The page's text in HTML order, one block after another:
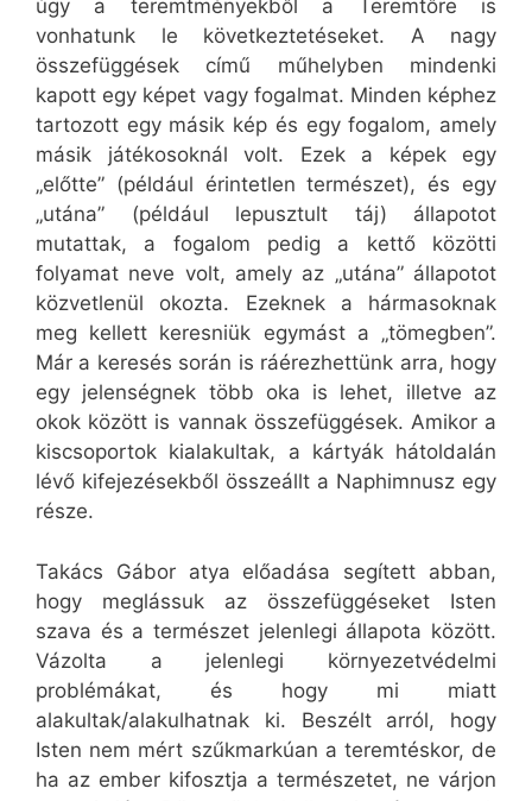
úgy a teremtményekből a Teremtőre is
vonhatunk le következtetéseket. A nagy
összefüggések című műhelyben mindenki
kapott egy képet vagy fogalmat. Minden képhez
tartozott egy másik kép és egy fogalom, amely
másik játékosoknál volt. Ezek a képek egy
„előtte” (például érintetlen természet), és egy
„utána” (például lepusztult táj) állapotot
mutattak, a fogalom pedig a kettő közötti
folyamat neve volt, amely az „utána” állapotot
közvetlenül okozta. Ezeknek a hármasoknak
meg kellett keresniük egymást a „tömegben”.
Már a keresés során is ráérezhettünk arra, hogy
egy jelenségnek több oka is lehet, illetve az
okok között is vannak összefüggések. Amikor a
kiscsoportok kialakultak, a kártyák hátoldalán
lévő kifejezésekből összeállt a Naphimnusz egy
része.
Takács Gábor atya előadása segített abban,
hogy meglássuk az összefüggéseket Isten
szava és a természet jelenlegi állapota között.
Vázolta a jelenlegi környezetvédelmi
problémákat, és hogy mi miatt
alakultak/alakulhatnak ki. Beszélt arról, hogy
Isten nem mért szűkmarkúan a teremtéskor, de
ha az ember kifosztja a természetet, ne várjon